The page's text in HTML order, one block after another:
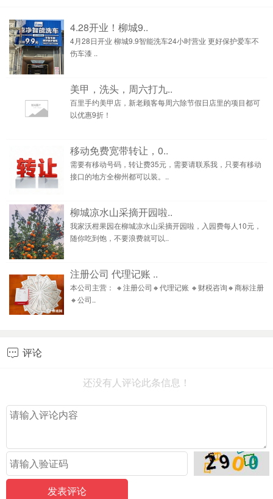
4.28开业！柳城9..
4月28日开业 柳城9.9智能洗车24小时营业 更好保护爱车不
伤车漆 ..
美甲，洗头，周六打九..
百里手约美甲店，新老顾客每周六除节假日店里的项目都可
以优惠9折！
移动免费宽带转让，0..
需要有移动号码，转让费35元，需要请联系我，只要有移动
接口的地方全柳州都可以装。..
柳城凉水山采摘开园啦..
我家沃柑果园在柳城凉水山采摘开园啦，入园费每人10元，
随你吃到饱，不要浪费就可以..
注册公司 代理记账 ..
本公司主营： 🔸注册公司🔸代理记账 🔸财税咨询🔸商标注册
🔸公司..
 评论
还没有人评论此条信息！